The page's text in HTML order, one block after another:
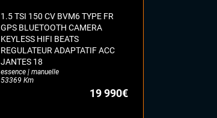
1.5 TSI 150 CV BVM6 TYPE FR
GPS BLUETOOTH CAMERA
KEYLESS HIFI BEATS
REGULATEUR ADAPTATIF ACC
JANTES 18
essence | manuelle
53369 Km
19 990€